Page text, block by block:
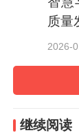
这背后
的“粤书
区艺术中
质量
2026-
继续阅读